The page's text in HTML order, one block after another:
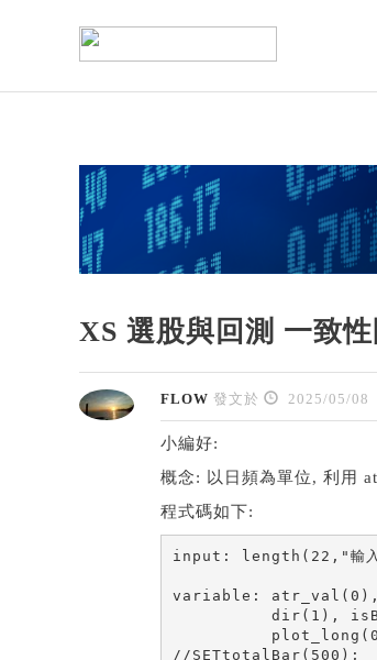
XS 選股與回測 一致
FLOW 發文於 2025/05/08
小編好:
概念: 以日頻為單位, 利用
程式碼如下:
input: length(22,"輸
variable: atr_val(0),
dir(1),
//SETtotalBar(500);